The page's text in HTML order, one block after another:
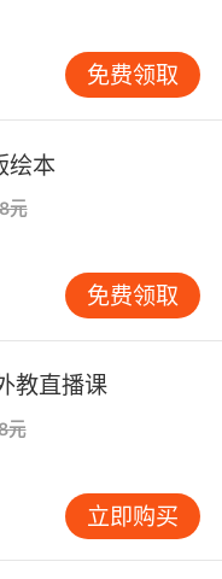
都要做到“有目的
从班级20名提高到
多学生在设立目
，制定的学习目
务要么完不成，
实可行的目标，
成绩的具体内容，
所提高。在英语
个人的学习情况
法，这样才能有
免费领取
绘本
元
免费领取
教直播课
元
立即购买